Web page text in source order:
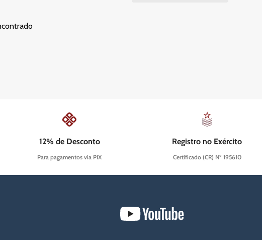
12% de Desconto
Para pagamentos via PIX
Registro no Exército
Certificado (CR) Nº 195610